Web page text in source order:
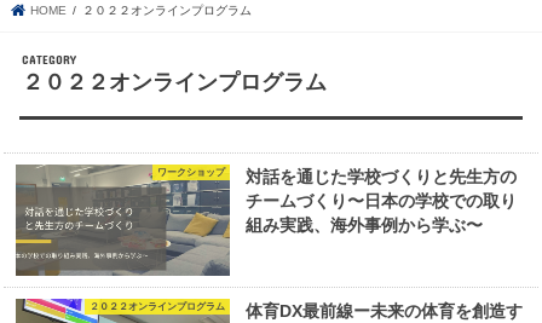
HOME ２０２２オンラインプログラム
２０２２オンラインプログラム
ワークショップ
対話を通じた学校づくりと先生方の
チームづくり〜日本の学校での取り
組み実践、海外事例から学ぶ〜
２０２２オンラインプログラム
体育DX最前線ー未来の体育を創造す